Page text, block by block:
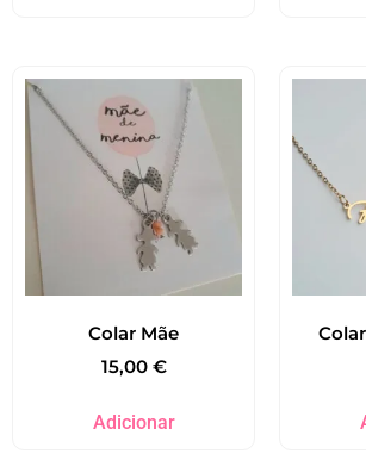
Colar Mãe
15,00 €
Adicionar